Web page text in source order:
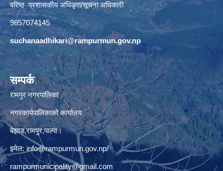
वरिष्ठ प्रशासकीय अधिकृत/सूचना अधिकारी
9857074145
suchanaadhikari@rampurmun.gov.np
सम्पर्क
रामपुर नगरपालिका
नगरकार्यपालिकाको कार्यालय
बेझाड,रामपुर,पाल्पा।
इमेल: info@rampurmun.gov.np/
rampurmunicipality@gmail.com